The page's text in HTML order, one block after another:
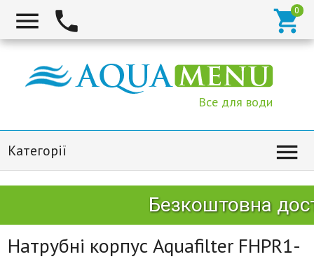
  
Все для води
Категорії 
Безкоштовна
Натрубні корпус Aquafilter FHPR1-